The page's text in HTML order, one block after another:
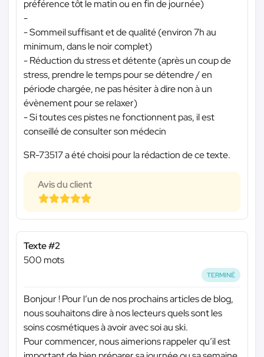
préférence tôt le matin ou en fin de journée)
-
- Sommeil suffisant et de qualité (environ 7h au
minimum, dans le noir complet)
- Réduction du stress et détente (après un coup de
stress, prendre le temps pour se détendre / en
période chargée, ne pas hésiter à dire non à un
évènement pour se relaxer)
- Si toutes ces pistes ne fonctionnent pas, il est
conseillé de consulter son médecin
SR-73517 a été choisi pour la rédaction de ce texte.
Avis du client
Texte #2
500 mots
TERMINÉ
Bonjour ! Pour l’un de nos prochains articles de blog,
nous souhaitons dire à nos lecteurs quels sont les
soins cosmétiques à avoir avec soi au ski.
Pour commencer, nous aimerions rappeler qu’il est